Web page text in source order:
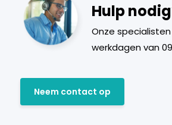
Hulp
Onze
werkdagen van
Neem contact op